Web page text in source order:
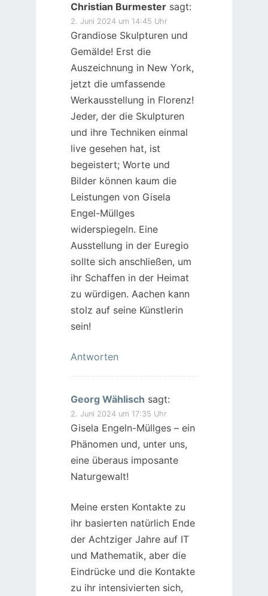
Christian Burmester sagt:
2. Juni 2024 um 14:45 Uhr
Grandiose Skulpturen und
Gemälde! Erst die
Auszeichnung in New York,
jetzt die umfassende
Werkausstellung in Florenz!
Jeder, der die Skulpturen
und ihre Techniken einmal
live gesehen hat, ist
begeistert; Worte und
Bilder können kaum die
Leistungen von Gisela
Engel-Müllges
widerspiegeln. Eine
Ausstellung in der Euregio
sollte sich anschließen, um
ihr Schaffen in der Heimat
zu würdigen. Aachen kann
stolz auf seine Künstlerin
sein!
Antworten
Georg Wählisch sagt:
2. Juni 2024 um 17:35 Uhr
Gisela Engeln-Müllges – ein
Phänomen und, unter uns,
eine überaus imposante
Naturgewalt!
Meine ersten Kontakte zu
ihr basierten natürlich Ende
der Achtziger Jahre auf IT
und Mathematik, aber die
Eindrücke und die Kontakte
zu ihr intensivierten sich,